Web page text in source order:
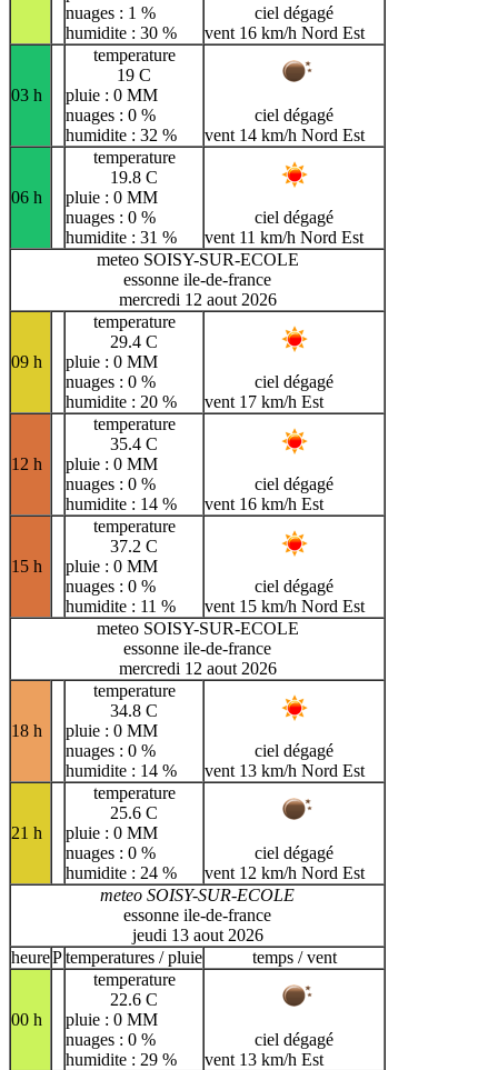
nuages : 1 %
humidite : 30 %
ciel dégagé
vent 16 km/h Nord Est
03 h
temperature
19 C
pluie : 0 MM
nuages : 0 %
humidite : 32 %
ciel dégagé
vent 14 km/h Nord Est
06 h
temperature
19.8 C
pluie : 0 MM
nuages : 0 %
humidite : 31 %
ciel dégagé
vent 11 km/h Nord Est
meteo SOISY-SUR-ECOLE
essonne ile-de-france
mercredi 12 aout 2026
09 h
temperature
29.4 C
pluie : 0 MM
nuages : 0 %
humidite : 20 %
ciel dégagé
vent 17 km/h Est
12 h
temperature
35.4 C
pluie : 0 MM
nuages : 0 %
humidite : 14 %
ciel dégagé
vent 16 km/h Est
15 h
temperature
37.2 C
pluie : 0 MM
nuages : 0 %
humidite : 11 %
ciel dégagé
vent 15 km/h Nord Est
meteo SOISY-SUR-ECOLE
essonne ile-de-france
mercredi 12 aout 2026
18 h
temperature
34.8 C
pluie : 0 MM
nuages : 0 %
humidite : 14 %
ciel dégagé
vent 13 km/h Nord Est
21 h
temperature
25.6 C
pluie : 0 MM
nuages : 0 %
humidite : 24 %
ciel dégagé
vent 12 km/h Nord Est
meteo SOISY-SUR-ECOLE
essonne ile-de-france
jeudi 13 aout 2026
heurePtemperatures / pluie temps / vent
00 h
temperature
22.6 C
pluie : 0 MM
nuages : 0 %
humidite : 29 %
ciel dégagé
vent 13 km/h Est